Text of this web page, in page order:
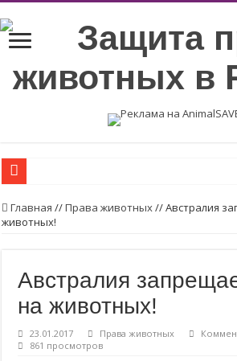
Беременность на убой
Возьмите в семью животное из приюта или с
Пожалуйста, стерилизуйте животных
Молоко — без слёз коров и телят! ❤
Главная //Права животных//Австралия
животных!
Австралия
на животных!
23.01.2017 Права животных
861 просмотров